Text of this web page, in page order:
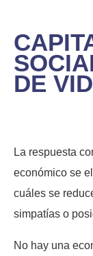
DE
La respuesta
económico se
cuáles se
simpatías o
No hay una